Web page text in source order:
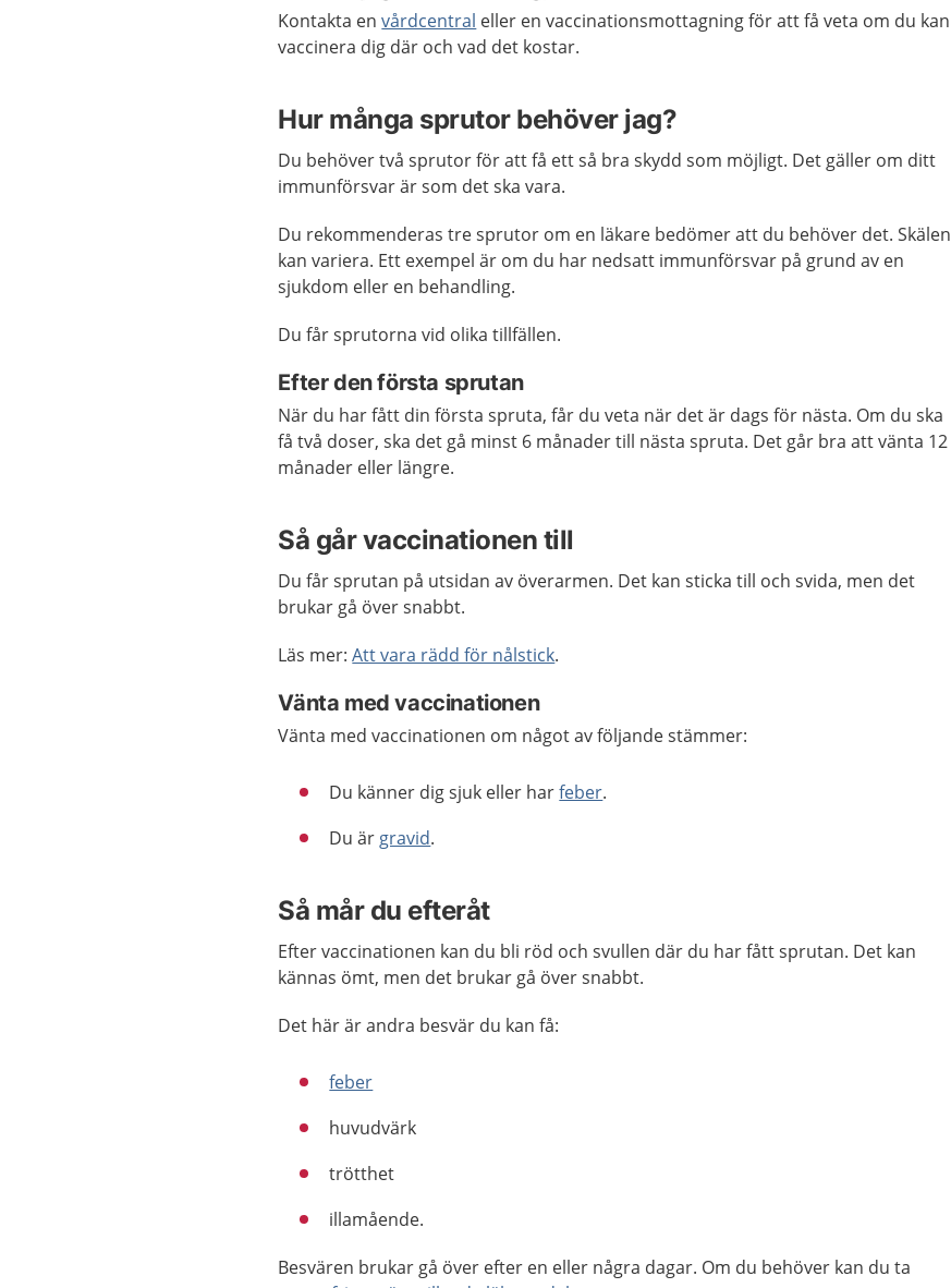
Kontakta envårdcentral eller en vaccinationsmottagning för att få veta om du kan
vaccinera dig där och vad det kostar.
Hur många sprutor behöver jag?
Du behöver två sprutor för att få ett så bra skydd som möjligt. Det gäller om ditt
immunförsvar är som det ska vara.
Du rekommenderas tre sprutor om en läkare bedömer att du behöver det. Skälen
kan variera. Ett exempel är om du har nedsatt immunförsvar på grund av en
sjukdom eller en behandling.
Du får sprutorna vid olika tillfällen.
Efter den första sprutan
När du har fått din första spruta, får du veta när det är dags för nästa. Om du ska
få två doser, ska det gå minst 6 månader till nästa spruta. Det går bra att vänta 12
månader eller längre.
Så går vaccinationen till
Du får sprutan på utsidan av överarmen. Det kan sticka till och svida, men det
brukar gå över snabbt.
Läs mer:Att vara rädd för nålstick.
Vänta med vaccinationen
Vänta med vaccinationen om något av följande stämmer:
Du känner dig sjuk eller harfeber.
Du är gravid.
Så mår du efteråt
Efter vaccinationen kan du bli röd och svullen där du har fått sprutan. Det kan
kännas ömt, men det brukar gå över snabbt.
Det här är andra besvär du kan få:
feber
huvudvärk
trötthet
illamående.
Besvären brukar gå över efter en eller några dagar. Om du behöver kan du ta